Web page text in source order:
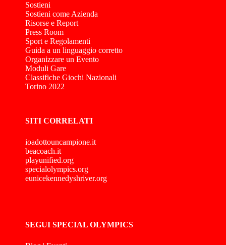
Sostieni
Sostieni come Azienda
Risorse e Report
Press Room
Sport e Regolamenti
Guida a un linguaggio corretto
Organizzare un Evento
Moduli Gare
Classifiche Giochi Nazionali
Torino 2022
SITI CORRELATI
ioadottouncampione.it
beacoach.it
playunified.org
specialolympics.org
eunicekennedyshriver.org
SEGUI SPECIAL OLYMPICS